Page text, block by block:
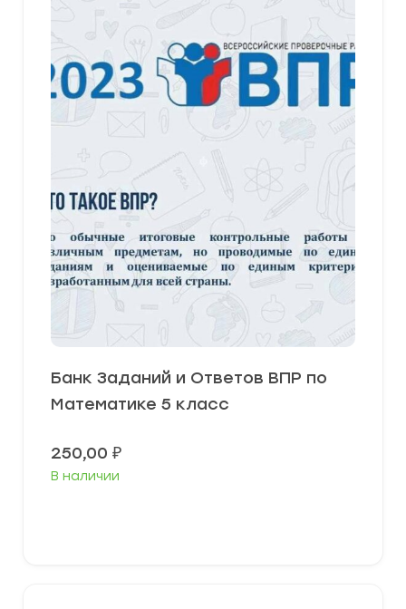
Банк Заданий и Ответов ВПР по
Математике 5 класс
250,00 ₽
В наличии